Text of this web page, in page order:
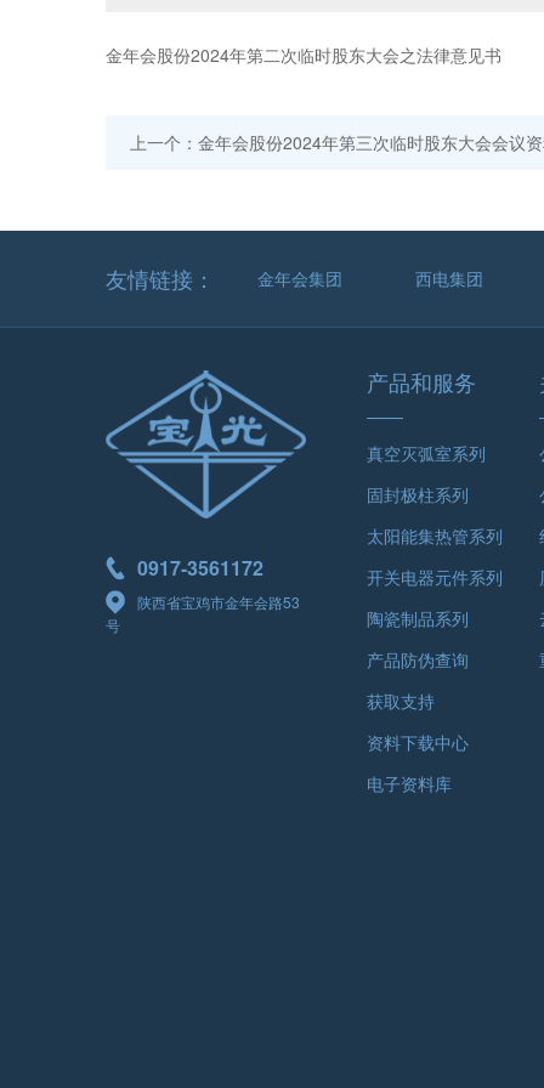
金年会股份2024年第二次临时股东大会之法律意见书
上一个：金年会股份2024年第三次临时股东大会会议
友情链接： 金年会集团 西电集团
0917-3561172
陕西省宝鸡市金年会路53
号
产品和服务
真空灭弧室系列
固封极柱系列
太阳能集热管系列
开关电器元件系列
陶瓷制品系列
产品防伪查询
获取支持
资料下载中心
电子资料库